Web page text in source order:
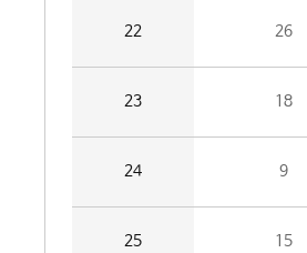
22 26
23 18
24 9
25 15